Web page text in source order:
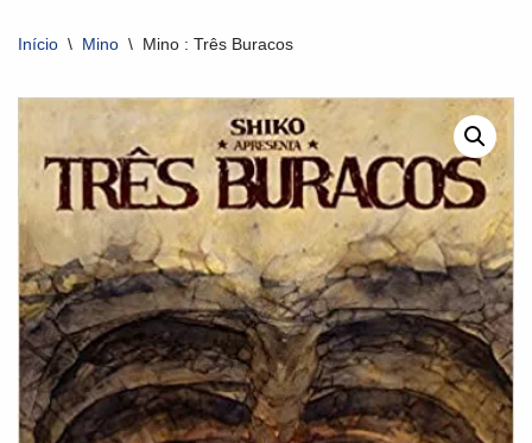
Início \ Mino \ Mino : Três Buracos